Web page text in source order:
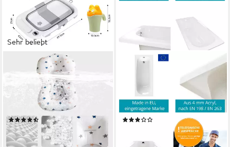
Sehr beliebt
SEHAUSEU
Babybadewanne faltbar
Babywanne Badewanne, mit
Thermometer,
Haarwaschbecher
(25)
34,99 € 78,99 €
-56%
CALMWATERS
Badewanne Original, Weiß,
170 x 75 cm, Acryl,
ergonomische
Körperformbadewanne,
02SL3012
UVP349,99 €
-17%